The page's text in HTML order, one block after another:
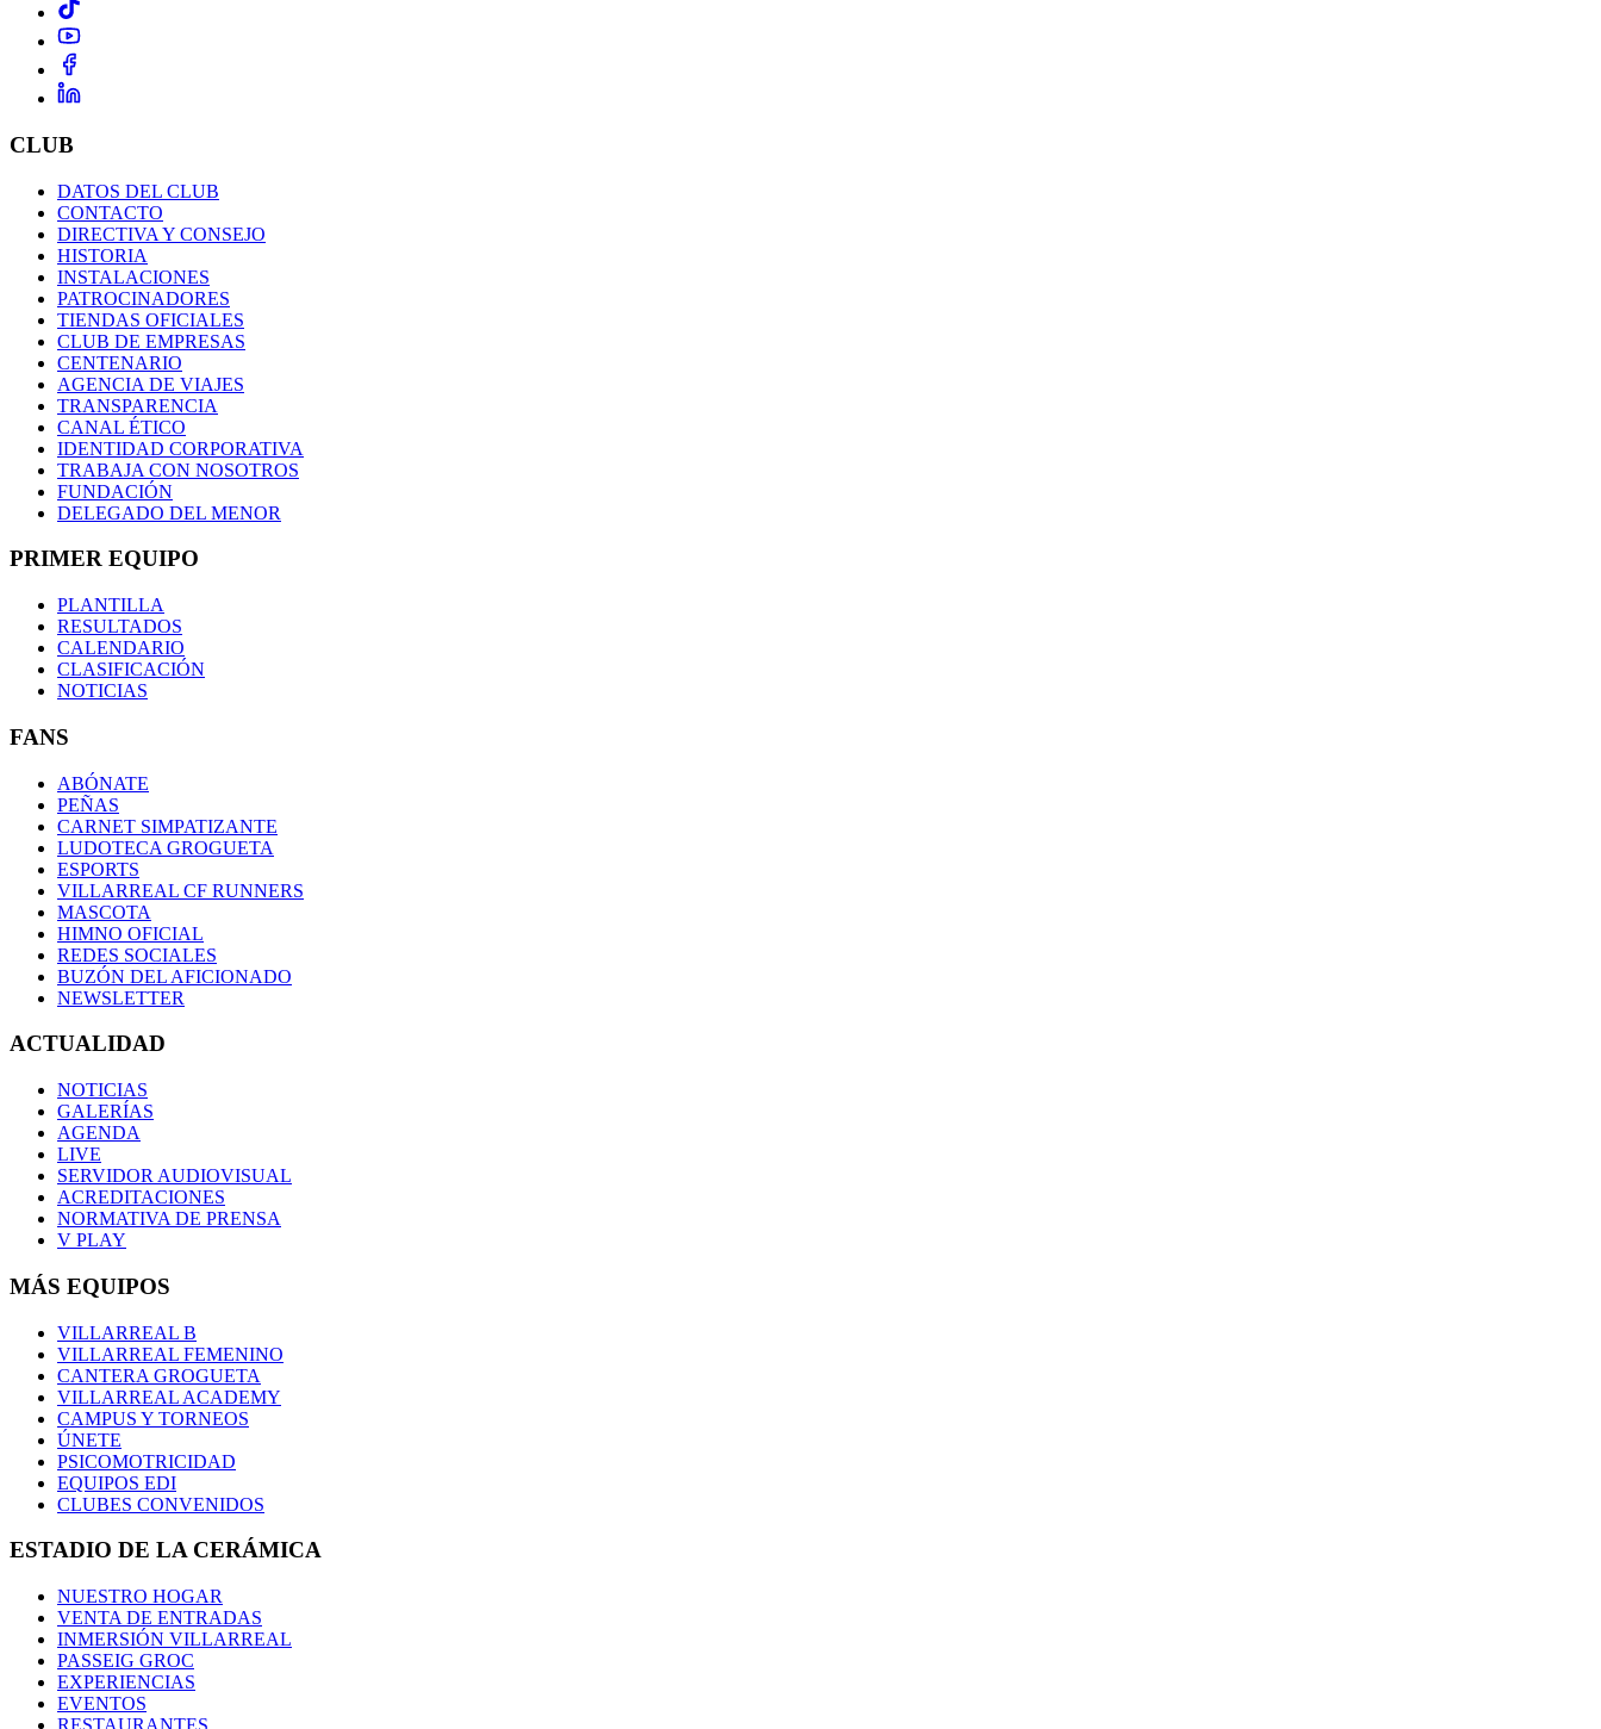
CLUB
DATOS DEL CLUB
CONTACTO
DIRECTIVA Y CONSEJO
HISTORIA
INSTALACIONES
PATROCINADORES
TIENDAS OFICIALES
CLUB DE EMPRESAS
CENTENARIO
AGENCIA DE VIAJES
TRANSPARENCIA
CANAL ÉTICO
IDENTIDAD CORPORATIVA
TRABAJA CON NOSOTROS
FUNDACIÓN
DELEGADO DEL MENOR
PRIMER EQUIPO
PLANTILLA
RESULTADOS
CALENDARIO
CLASIFICACIÓN
NOTICIAS
FANS
ABÓNATE
PEÑAS
CARNET SIMPATIZANTE
LUDOTECA GROGUETA
ESPORTS
VILLARREAL CF RUNNERS
MASCOTA
HIMNO OFICIAL
REDES SOCIALES
BUZÓN DEL AFICIONADO
NEWSLETTER
ACTUALIDAD
NOTICIAS
GALERÍAS
AGENDA
LIVE
SERVIDOR AUDIOVISUAL
ACREDITACIONES
NORMATIVA DE PRENSA
V PLAY
MÁS EQUIPOS
VILLARREAL B
VILLARREAL FEMENINO
CANTERA GROGUETA
VILLARREAL ACADEMY
CAMPUS Y TORNEOS
ÚNETE
PSICOMOTRICIDAD
EQUIPOS EDI
CLUBES CONVENIDOS
ESTADIO DE LA CERÁMICA
NUESTRO HOGAR
VENTA DE ENTRADAS
INMERSIÓN VILLARREAL
PASSEIG GROC
EXPERIENCIAS
EVENTOS
RESTAURANTES